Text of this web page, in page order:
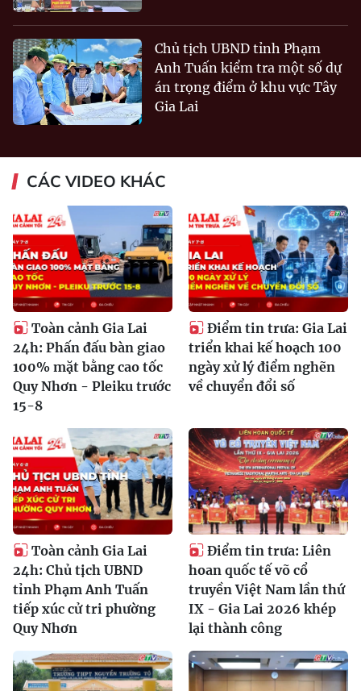
Chủ tịch UBND tỉnh Phạm
Anh Tuấn kiểm tra một số dự
án trọng điểm ở khu vực Tây
Gia Lai
CÁC VIDEO KHÁC
Toàn cảnh Gia Lai
24h: Phấn đấu bàn giao
100% mặt bằng cao tốc
Quy Nhơn - Pleiku trước
15-8
Điểm tin trưa: Gia Lai
triển khai kế hoạch 100
ngày xử lý điểm nghẽn
về chuyển đổi số
Toàn cảnh Gia Lai
24h: Chủ tịch UBND
tỉnh Phạm Anh Tuấn
tiếp xúc cử tri phường
Quy Nhơn
Điểm tin trưa: Liên
hoan quốc tế võ cổ
truyền Việt Nam lần thứ
IX - Gia Lai 2026 khép
lại thành công